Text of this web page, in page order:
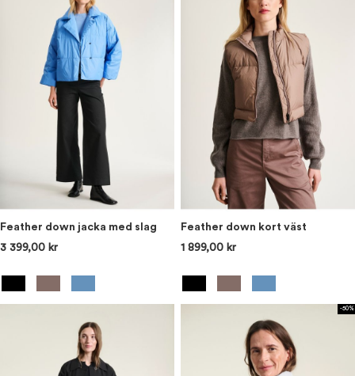
Feather down jacka med slag
3 399,00 kr
Feather down kort väst
1 899,00 kr
-50%